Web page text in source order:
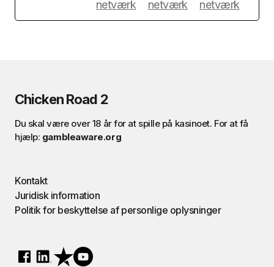
Chicken Road 2
Du skal være over 18 år for at spille på kasinoet. For at få
hjælp: gambleaware.org
Kontakt
Juridisk information
Politik for beskyttelse af personlige oplysninger